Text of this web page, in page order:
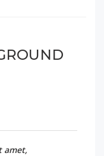
amet,